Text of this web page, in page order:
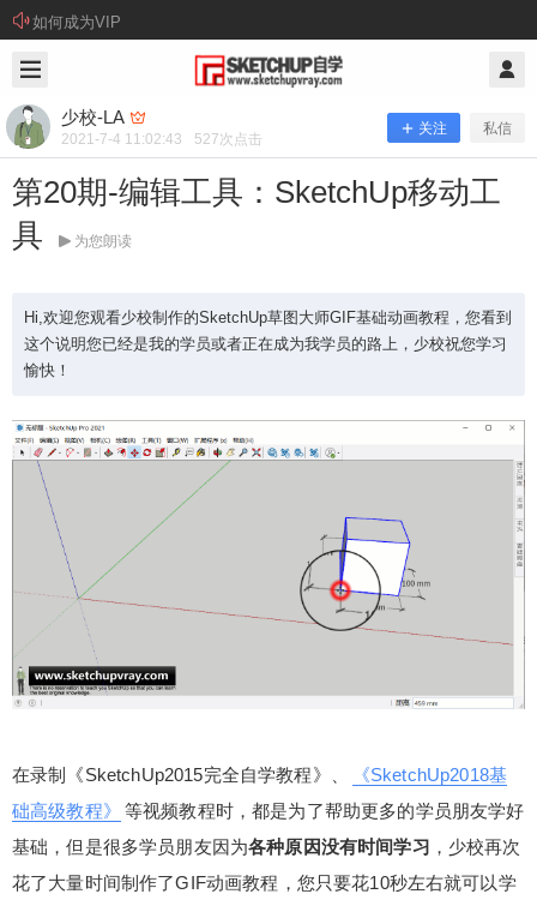
如何成为VIP
少校-LA
2021-7-4 11:02:43 527次点击
关注 私信
第20期-编辑工具：SketchUp移动工
具
为您朗读
Hi,欢迎您观看少校制作的SketchUp草图大师GIF基础动画教程，您看到
这个说明您已经是我的学员或者正在成为我学员的路上，少校祝您学习
愉快！
在录制《SketchUp2015完全自学教程》、
《SketchUp2018基
础高级教程》
等视频教程时，都是为了帮助更多的学员朋友学好
基础，但是很多学员朋友因为各种原因没有时间学习 ，少校再次
花了大量时间制作了GIF动画教程，您只要花10秒左右就可以学
少校-LA @ SketchUp自学
第20期-编辑工具：SketchUp移动工具
Hi,欢迎您观看少校制作的SketchUp草图大师GIF基
础动画教程，您看到这个说明您已经是我的学员或
者正在成为我学员的路上，少校祝您学习愉快！